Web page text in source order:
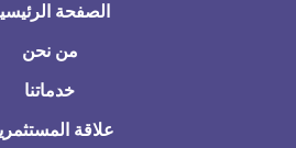
الصفحة الرئيسية
من نحن
خدماتنا
علاقة المستثمرين